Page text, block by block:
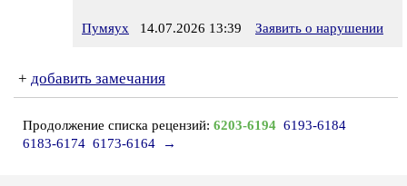
Пумяух 14.07.2026 13:39 Заявить о нарушении
+ добавить замечания
Продолжение списка рецензий: 6203-6194 6193-6184
6183-6174 6173-6164 →